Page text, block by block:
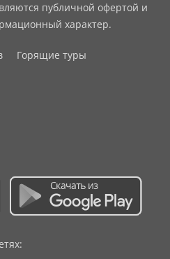
публичной офертой и
характер.
Горящие туры